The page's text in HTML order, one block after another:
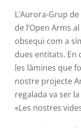
L’Aurora-Grup
de l’Open Arms
obsequi com a
dues entitats. En
les làmines que
nostre projecte
regalada va ser
«Les nostres